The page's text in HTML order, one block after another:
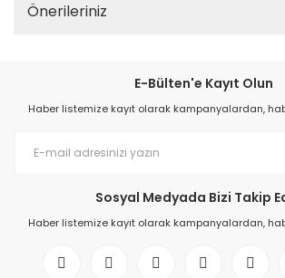
Önerileriniz
E-Bülten'e Kayıt Olun
Haber listemize kayıt olarak kampanyalardan,
Sosyal Medyada Bizi Takip
Haber listemize kayıt olarak kampanyalardan,